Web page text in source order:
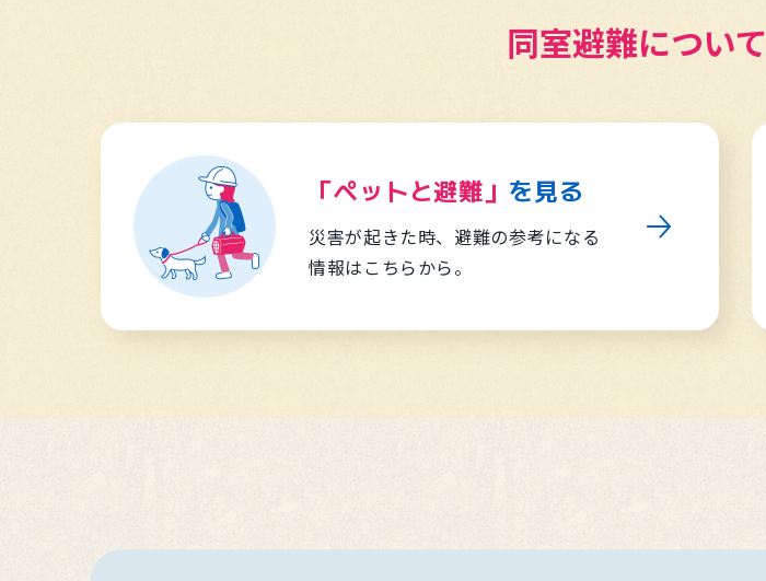
同室避難について
「ペットと避難」 を見る
災害が起きた時、避難の参考になる
情報はこちらから。